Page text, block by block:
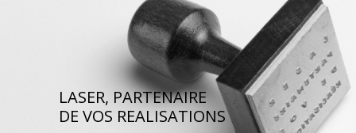
LASER, PARTENAIRE
DE VOS REALISATIONS